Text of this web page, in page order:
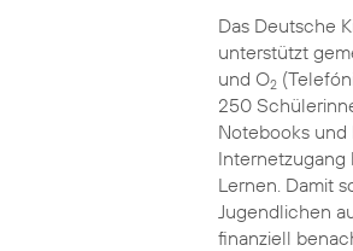
Das Deutsche
unterstützt
und O2
250
Notebooks
Internetzugang
Lernen. Damit
Jugendlichen
finanziell